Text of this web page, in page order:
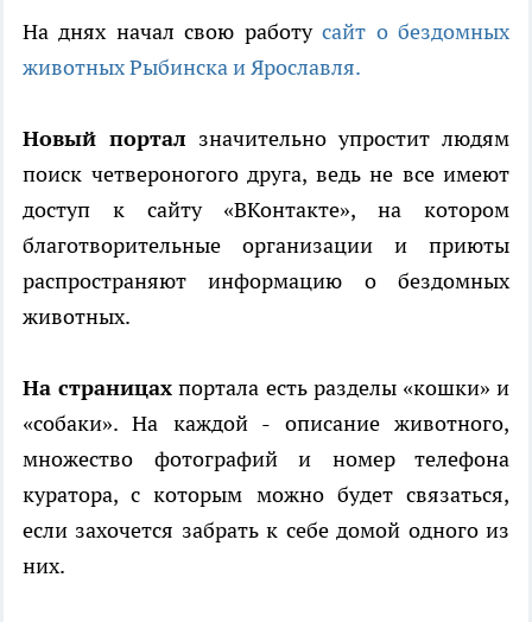
На днях начал свою работусайт о бездомных
животных Рыбинска и Ярославля.
Новый портал значительно упростит людям
поиск четвероногого друга, ведь не все имеют
доступ к сайту «ВКонтакте», на котором
благотворительные организации и приюты
распространяют информацию о бездомных
животных.
На страницах портала есть разделы «кошки» и
«собаки». На каждой - описание животного,
множество фотографий и номер телефона
куратора, с которым можно будет связаться,
если захочется забрать к себе домой одного из
них.